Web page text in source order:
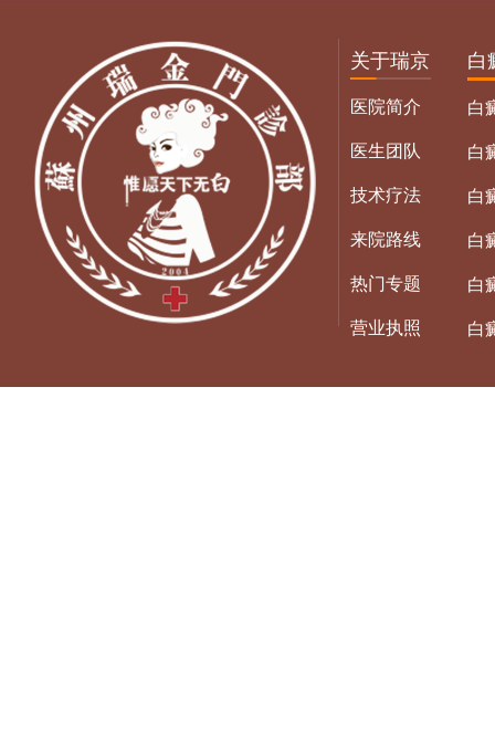
关于瑞京
医院简介
医生团队
技术疗法
来院路线
热门专题
营业执照
白
白
白
白
白
白
白